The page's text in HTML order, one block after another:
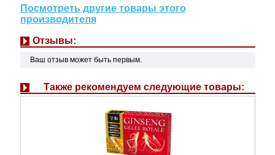
Посмотреть другие товары этого
производителя
Отзывы:
Ваш отзыв может быть первым.
Также рекомендуем следующие товары: